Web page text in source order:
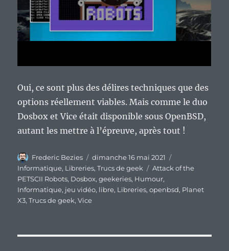
Oui, ce sont plus des délires techniques que des
options réellement viables. Mais comme le duo
Dosbox et Vice était disponible sous OpenBSD,
autant les mettre à l’épreuve, après tout !
Auteur
Frederic Bezies
Publié
le
dimanche 16 mai 2021
Informatique, Libreries,Trucs de geek Étiquettes
Attack of the
PETSCII Robots, Dosbox,geekeries, Humour,
Informatique, jeu vidéo, libre, Libreries,openbsd, Planet
X3,Trucs de geek,Vice